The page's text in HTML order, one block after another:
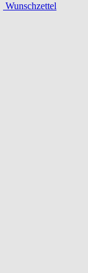
Wunschzettel